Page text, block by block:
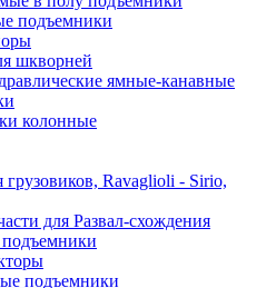
подъемники
шкворней
ямные-канавные
колонные
Ravaglioli - Sirio,
для Развал-схождения
подъемники